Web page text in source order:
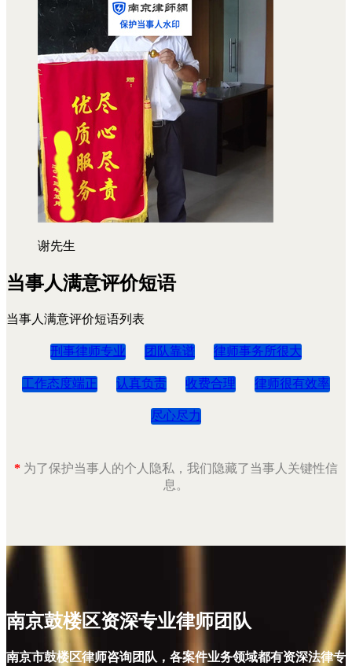
谢先生
当事人满意评价短语
当事人满意评价短语列表
刑事律师专业 团队靠谱 律师事务所很大
工作态度端正 认真负责 收费合理 律师很有效率
尽心尽力
* 为了保护当事人的个人隐私，我们隐藏了当事人关键性信
息。
南京鼓楼区资深专业律师团队
南京市鼓楼区律师咨询团队，各案件业务领域都有资深法律专